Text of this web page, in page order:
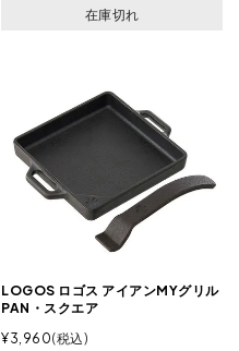
在庫切れ
LOGOS ロゴス アイアンMYグリル
PAN・スクエア
¥3,960 税込